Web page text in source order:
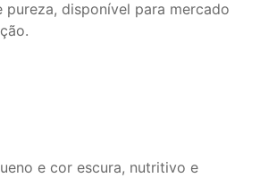
pureza, disponível para mercado
e cor escura, nutritivo e